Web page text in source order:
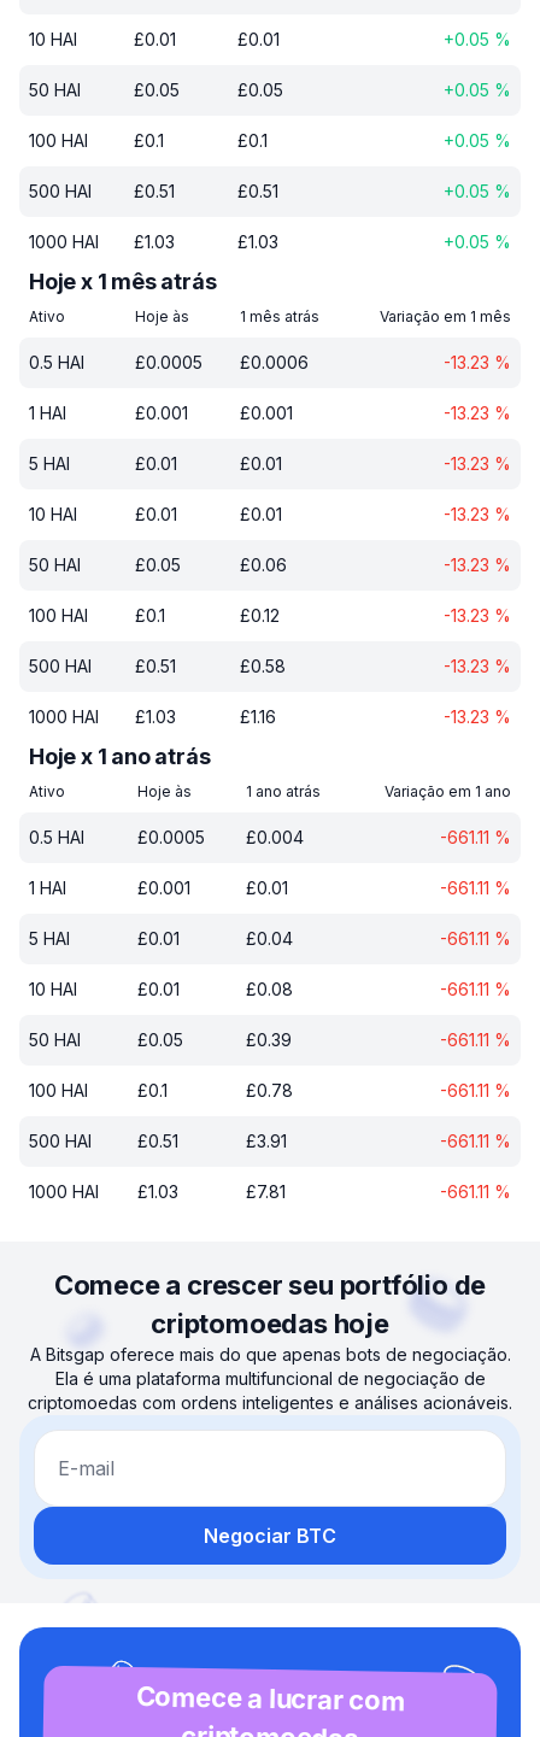
10 HAI £0.01 £0.01 +0.05 %
50 HAI £0.05 £0.05 +0.05 %
100 HAI £0.1 £0.1 +0.05 %
500 HAI £0.51 £0.51 +0.05 %
1000 HAI £1.03 £1.03 +0.05 %
Hoje x 1 mês atrás
Ativo Hoje às 1 mês atrás Variação em 1 mês
0.5 HAI £0.0005 £0.0006 -13.23 %
1 HAI £0.001 £0.001 -13.23 %
5 HAI £0.01 £0.01 -13.23 %
10 HAI £0.01 £0.01 -13.23 %
50 HAI £0.05 £0.06 -13.23 %
100 HAI £0.1 £0.12 -13.23 %
500 HAI £0.51 £0.58 -13.23 %
1000 HAI £1.03 £1.16 -13.23 %
Hoje x 1 ano atrás
Ativo Hoje às 1 ano atrás Variação em 1 ano
0.5 HAI £0.0005 £0.004 -661.11 %
1 HAI £0.001 £0.01 -661.11 %
5 HAI £0.01 £0.04 -661.11 %
10 HAI £0.01 £0.08 -661.11 %
50 HAI £0.05 £0.39 -661.11 %
100 HAI £0.1 £0.78 -661.11 %
500 HAI £0.51 £3.91 -661.11 %
1000 HAI £1.03 £7.81 -661.11 %
Comece a crescer seu portfólio de
criptomoedas hoje
A Bitsgap oferece mais do que apenas bots de negociação.
Ela é uma plataforma multifuncional de negociação de
criptomoedas com ordens inteligentes e análises acionáveis.
E-mail
Negociar BTC
Comece a lucrar com